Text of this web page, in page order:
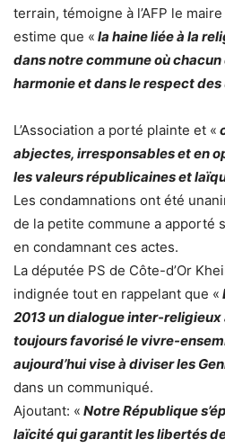
terrain, témoigne à l’AFP le
estime que « la haine liée à la
dans notre commune où
harmonie et dans le respect
L’Association a porté plainte et «
abjectes, irresponsables et en
les valeurs républicaines et
Les condamnations ont été
de la petite commune a apporté
en condamnant ces actes.
La députée PS de Côte-d’Or
indignée tout en rappelant que «
2013 un dialogue inter-religieux
toujours favorisé le vivre-
aujourd’hui vise à diviser les
dans un communiqué.
Ajoutant: « Notre République
laïcité qui garantit les libertés